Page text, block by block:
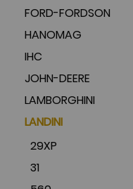
FORD-FORDSON
HANOMAG
IHC
JOHN-DEERE
LAMBORGHINI
LANDINI
29XP
31